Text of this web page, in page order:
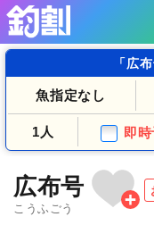
「広
魚指定なし
1人 即
広布号
こうふごう